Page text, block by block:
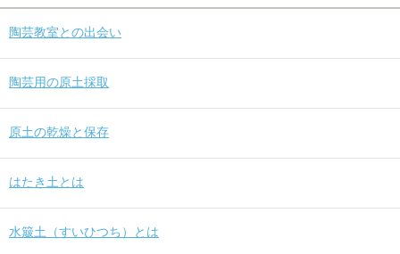
陶芸教室との出会い
陶芸用の原土採取
原土の乾燥と保存
はたき土とは
水簸土（すいひつち）とは